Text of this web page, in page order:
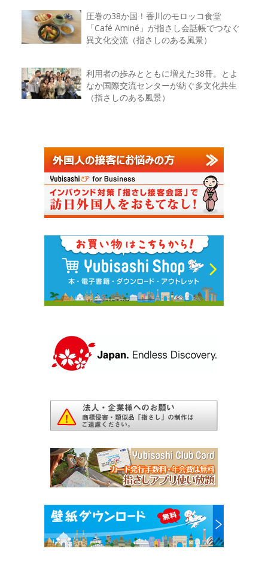
圧巻の38か国！香川のモロッコ食堂
「Café Aminé」が指さし会話帳でつなぐ
異文化交流（指さしのある風景）
利用者の歩みとともに増えた38冊。とよ
なか国際交流センターが紡ぐ多文化共生
（指さしのある風景）